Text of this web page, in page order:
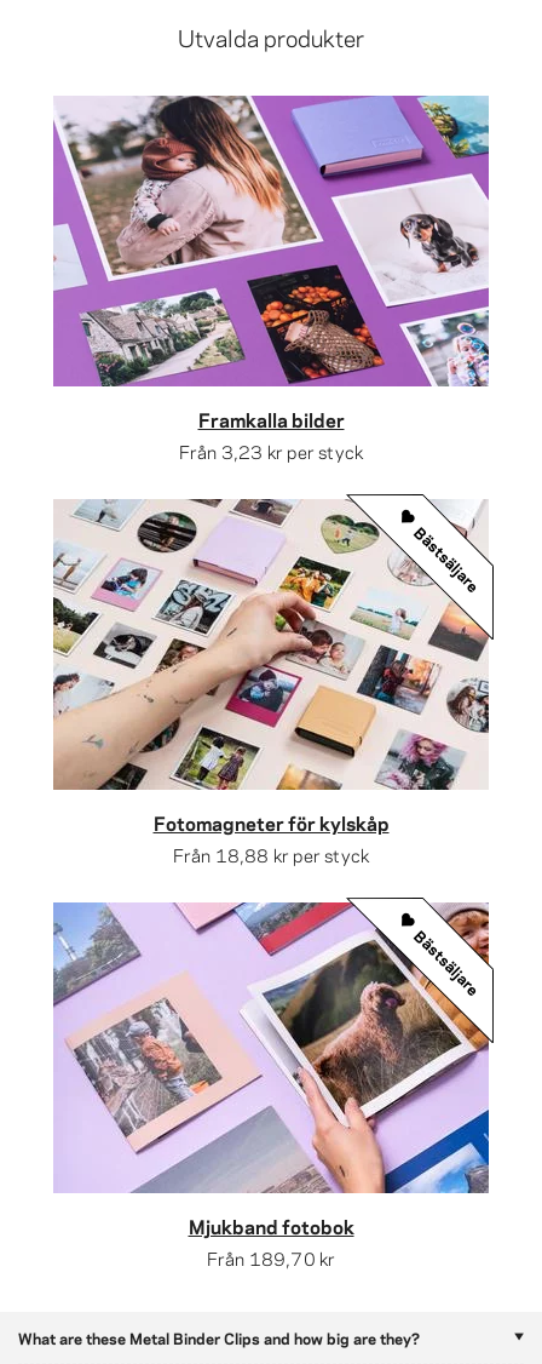
Utvalda produkter
Framkalla bilder
Från 3,23 kr per styck
Fotomagneter för kylskåp
Från 18,88 kr per styck
Bästsäljare
Mjukband fotobok
Från 189,70 kr
Bästsäljare
What are these Metal Binder Clips and how big are they?